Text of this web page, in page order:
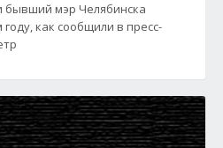
бывший мэр Челябинска
как сообщили в пресс-